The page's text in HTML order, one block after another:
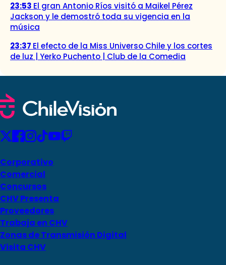
23:53 El gran Antonio Ríos visitó a Maikel Pérez
Jackson y le demostró toda su vigencia en la
música
23:37 El efecto de la Miss Universo Chile y los cortes
de luz | Yerko Puchento | Club de la Comedia
Corporativo
Comercial
Concursos
CHV Presenta
Proveedores
Trabaja en CHV
Zonas de Transmisión Digital
Visita CHV